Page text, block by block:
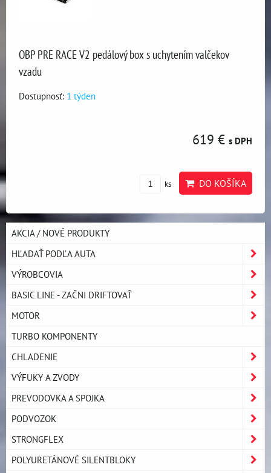
OBP PRE RACE V2 pedálový box s uchytením valčekov
vzadu
Dostupnosť: 1 týden
619 € s DPH
ks DO KOŠÍKA
AKCIA / NOVÉ PRODUKTY
HĽADAŤ PODĽA AUTA
VÝROBCOVIA
BASIC LINE - ZAČNI DRIFTOVAŤ
MOTOR
TURBO KOMPONENTY
CHLADENIE
VÝFUKY A ZVODY
PREVODOVKA A SPOJKA
PODVOZOK
STRONGFLEX
POLYURETÁNOVÉ SILENTBLOKY